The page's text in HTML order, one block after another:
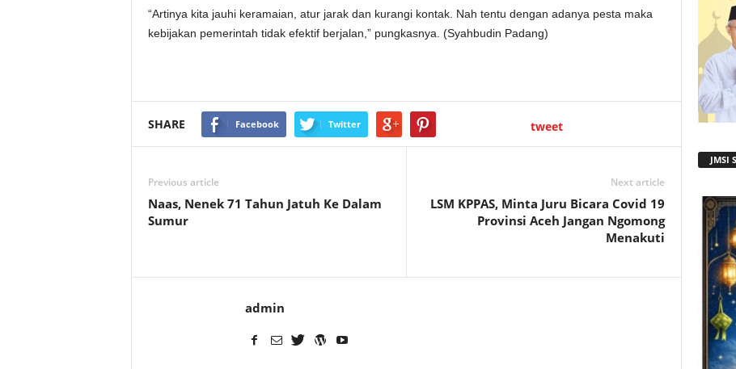
“Artinya kita jauhi keramaian, atur jarak dan kurangi kontak. Nah tentu dengan adanya pesta maka
kebijakan pemerintah tidak efektif berjalan,” pungkasnya. (Syahbudin Padang)
SHARE Facebook Twitter tweet
Previous article
Naas, Nenek 71 Tahun Jatuh Ke Dalam
Sumur
Next article
LSM KPPAS, Minta Juru Bicara Covid 19
Provinsi Aceh Jangan Ngomong
Menakuti
admin
JMSI